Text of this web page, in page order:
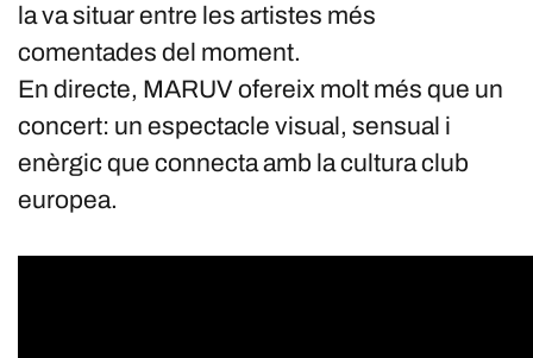
la va situar entre les artistes més
comentades del moment.
En directe, MARUV ofereix molt més que un
concert: un espectacle visual, sensual i
enèrgic que connecta amb la cultura club
europea.